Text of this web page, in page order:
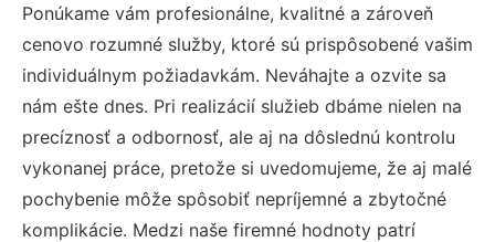
Ponúkame vám profesionálne, kvalitné a zároveň
cenovo rozumné služby, ktoré sú prispôsobené vašim
individuálnym požiadavkám. Neváhajte a ozvite sa
nám ešte dnes. Pri realizácií služieb dbáme nielen na
precíznosť a odbornosť, ale aj na dôslednú kontrolu
vykonanej práce, pretože si uvedomujeme, že aj malé
pochybenie môže spôsobiť nepríjemné a zbytočné
komplikácie. Medzi naše firemné hodnoty patrí